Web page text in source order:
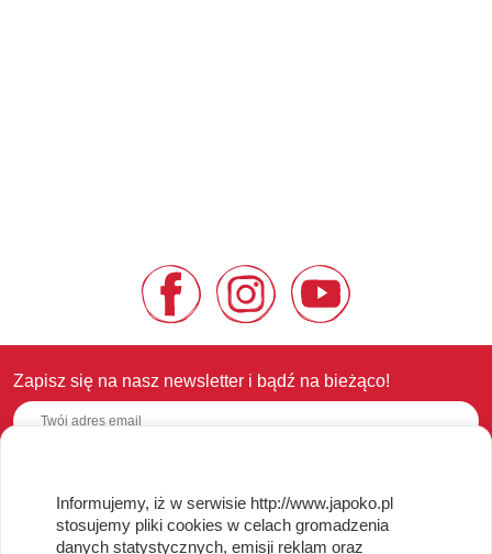
Zapisz się na nasz newsletter i bądź na bieżąco!
OBSŁUGA KLIENTA
Regulamin i Polityka Cookies
Informujemy, iż w serwisie http://www.japoko.pl
stosujemy pliki cookies w celach gromadzenia
danych statystycznych, emisji reklam oraz